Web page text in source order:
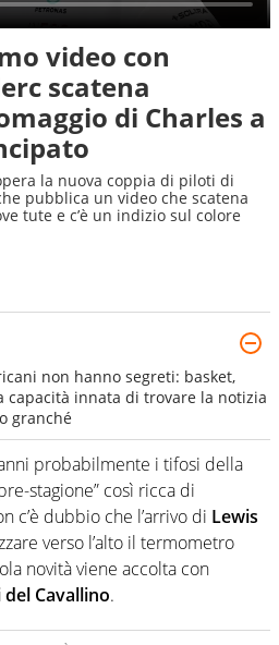
video con
scatena
di Charles a
la nuova coppia di piloti di
pubblica un video che scatena
tute e c’è un indizio sul colore
non hanno segreti: basket,
capacità innata di trovare la notizia
granché
probabilmente i tifosi della
stagione” così ricca di
c’è dubbio che l’arrivo di Lewis
verso l’alto il termometro
novità viene accolta con
Cavallino.